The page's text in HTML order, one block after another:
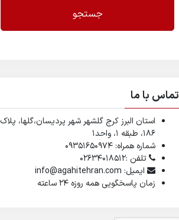
جستجو
تماس با ما
استان البرز کرج گلشهر شهر پردیسان،گلها، پلاک
۱۸۶، طبقه ۱، واحد1
شماره همراه: 09351650974
تلفن :02634018512
ایمیل: info@agahitehran.com
زمان پاسخگویی همه روزه 24 ساعته